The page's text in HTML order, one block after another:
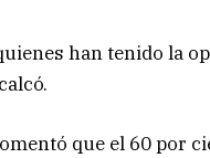
han tenido la
que el 60 por